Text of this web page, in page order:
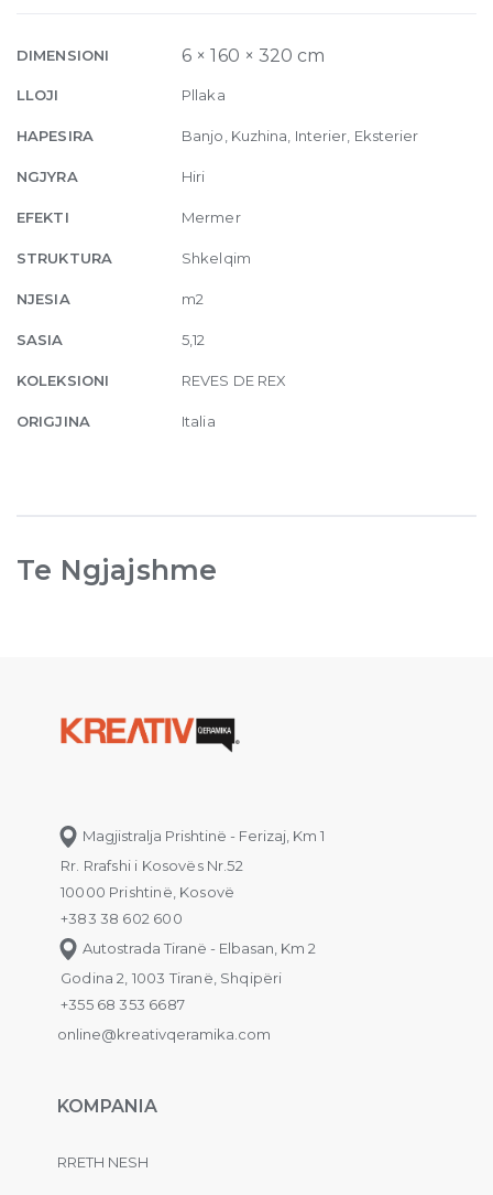
Glossy
160
x
quantity
DIMENSIONI 6 × 160 × 320 cm
LLOJI Pllaka
HAPESIRA Banjo, Kuzhina, Interier, Eksterier
NGJYRA Hiri
EFEKTI Mermer
STRUKTURA Shkelqim
NJESIA m2
SASIA 5,12
KOLEKSIONI REVES DE REX
ORIGJINA Italia
Te Ngjajshme
Magjistralja Prishtinë - Ferizaj, Km 1
Rr. Rrafshi i Kosovës Nr.52
10000 Prishtinë, Kosovë
+383 38 602 600
Autostrada Tiranë - Elbasan, Km 2
Godina 2, 1003 Tiranë, Shqipëri
+355 68 353 6687
online@kreativqeramika.com
KOMPANIA
RRETH NESH